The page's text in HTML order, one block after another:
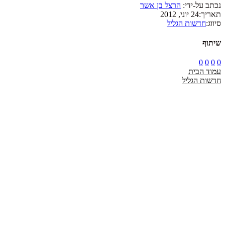
נכתב על-ידי: הרצל בן אשר
תאריך:24 יוני, 2012
סיווג:חדשות הגליל
שיתוף
0
0
0
0
עמוד הבית
חדשות הגליל